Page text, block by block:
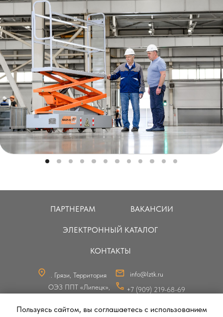
ПАРТНЕРАМ
ЭЛЕКТРОННЫЙ КАТАЛОГ
ВАКАНСИИ
КОНТАКТЫ
Г. Грязи, Территория
ОЭЗ ППТ «Липецк»,
info@lztk.ru
+7 (4742) 57-00-06
+7 (909) 219-68-69
Пользуясь сайтом, вы соглашаетесь с использованием